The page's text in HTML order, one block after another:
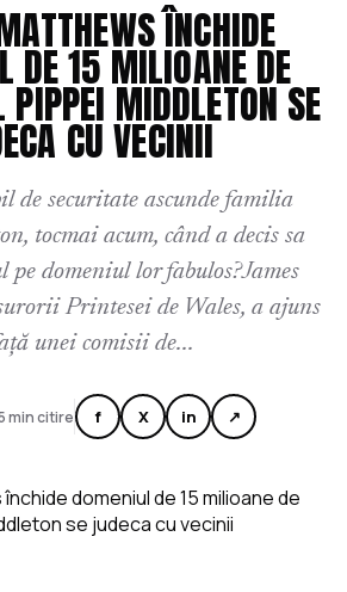
ÎNCHIDE
DE 15 MILIOANE DE
PIPPEI MIDDLETON SE
CU VECINII
de securitate ascunde familia
tocmai acum, când a decis sa
pe domeniul lor fabulos?James
Printesei de Wales, a ajuns
unei comisii de...
min citire f X in ↗